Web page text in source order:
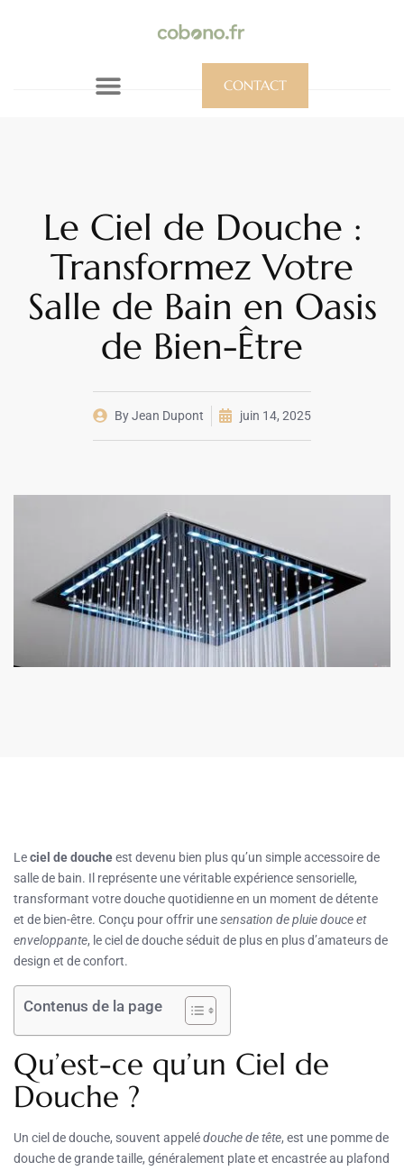
CONTACT
Le Ciel de Douche :
Transformez Votre
Salle de Bain en Oasis
de Bien-Être
ByJean Dupont juin 14, 2025
Leciel de doucheest devenu bien plus qu’un simple accessoire de
salle de bain. Il représente une véritable expérience sensorielle,
transformant votre douche quotidienne en un moment de détente
et de bien-être. Conçu pour offrir unesensation de pluie douce et
enveloppante, le ciel de douche séduit de plus en plus d’amateurs de
design et de confort.
Contenus de la page
Qu’est-ce qu’un Ciel de
Douche ?
Un ciel de douche, souvent appelédouche de tête, est une pomme de
douche de grande taille, généralement plate et encastrée au plafond